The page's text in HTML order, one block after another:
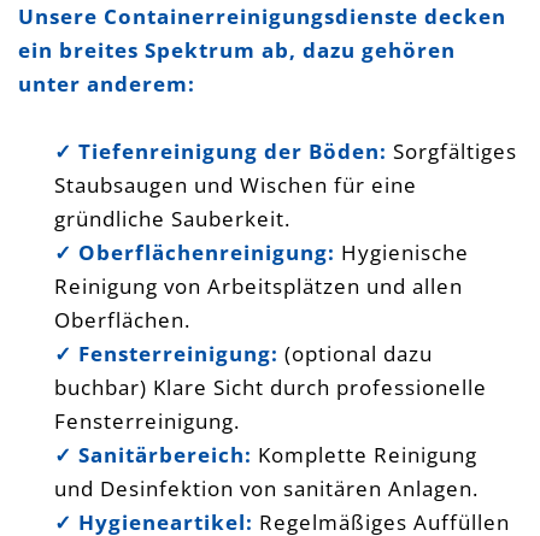
Unsere Containerreinigungsdienste decken
ein breites Spektrum ab, dazu gehören
unter anderem:
✓ Tiefenreinigung der Böden: Sorgfältiges
Staubsaugen und Wischen für eine
gründliche Sauberkeit.
✓ Oberflächenreinigung: Hygienische
Reinigung von Arbeitsplätzen und allen
Oberflächen.
✓ Fensterreinigung: (optional dazu
buchbar) Klare Sicht durch professionelle
Fensterreinigung.
✓ Sanitärbereich: Komplette Reinigung
und Desinfektion von sanitären Anlagen.
✓ Hygieneartikel: Regelmäßiges Auffüllen